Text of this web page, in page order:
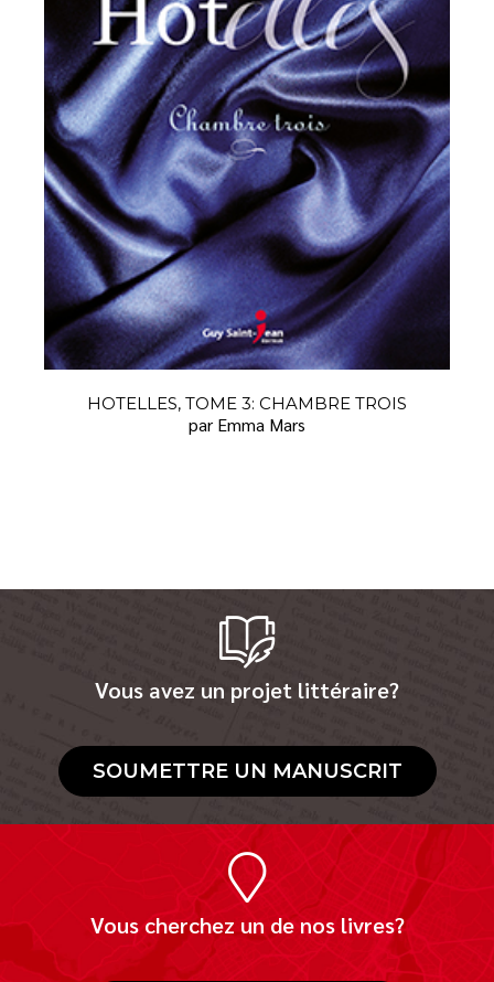
HOTELLES, TOME 3: CHAMBRE TROIS
par Emma Mars
Vous avez un projet littéraire?
SOUMETTRE UN MANUSCRIT
Vous cherchez un de nos livres?